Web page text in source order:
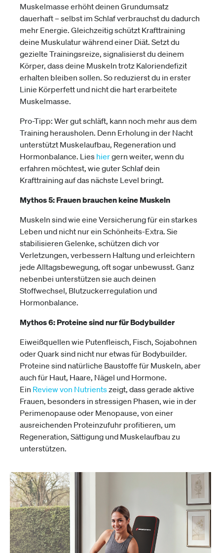
Muskelmasse erhöht deinen Grundumsatz
dauerhaft – selbst im Schlaf verbrauchst du dadurch
mehr Energie. Gleichzeitig schützt Krafttraining
deine Muskulatur während einer Diät. Setzt du
gezielte Trainingsreize, signalisierst du deinem
Körper, dass deine Muskeln trotz Kaloriendefizit
erhalten bleiben sollen. So reduzierst du in erster
Linie Körperfett und nicht die hart erarbeitete
Muskelmasse.
Pro-Tipp: Wer gut schläft, kann noch mehr aus dem
Training herausholen. Denn Erholung in der Nacht
unterstützt Muskelaufbau, Regeneration und
Hormonbalance. Lies hiergern weiter, wenn du
erfahren möchtest, wie guter Schlaf dein
Krafttraining auf das nächste Level bringt.
Mythos 5: Frauen brauchen keine Muskeln
Muskeln sind wie eine Versicherung für ein starkes
Leben und nicht nur ein Schönheits-Extra. Sie
stabilisieren Gelenke, schützen dich vor
Verletzungen, verbessern Haltung und erleichtern
jede Alltagsbewegung, oft sogar unbewusst. Ganz
nebenbei unterstützen sie auch deinen
Stoffwechsel, Blutzuckerregulation und
Hormonbalance.
Mythos 6: Proteine sind nur für Bodybuilder
Eiweißquellen wie Putenfleisch, Fisch, Sojabohnen
oder Quark sind nicht nur etwas für Bodybuilder.
Proteine sind natürliche Baustoffe für Muskeln, aber
auch für Haut, Haare, Nägel und Hormone.
Ein Review von Nutrientszeigt, dass gerade aktive
Frauen, besonders in stressigen Phasen, wie in der
Perimenopause oder Menopause, von einer
ausreichenden Proteinzufuhr profitieren, um
Regeneration, Sättigung und Muskelaufbau zu
unterstützen.